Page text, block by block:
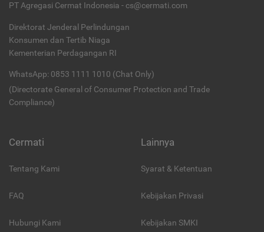
PT Agregasi Cermat Indonesia - cs@cermati.com
Direktorat Jenderal Perlindungan
Konsumen dan Tertib Niaga
Kementerian Perdagangan RI
WhatsApp: 0853 1111 1010 (Chat Only)
(Directorate General of Consumer Protection and Trade
Compliance)
Cermati
Tentang Kami
FAQ
Hubungi Kami
Lainnya
Syarat & Ketentuan
Kebijakan Privasi
Kebijakan SMKI